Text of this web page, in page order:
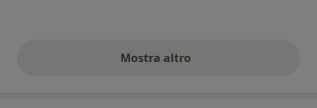
Mostra altroopinioni di cui sopra